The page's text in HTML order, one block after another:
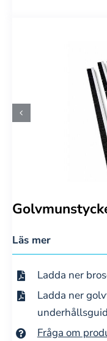
Läs mer
Ladda ner
Ladda ner
Fråga om